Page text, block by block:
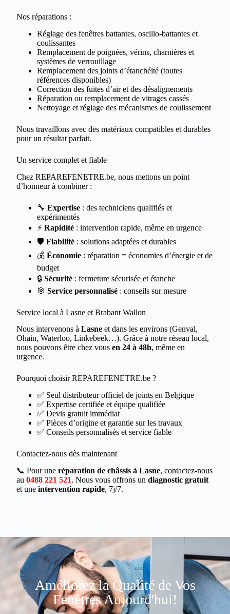
Nos réparations :
Réglage des fenêtres battantes, oscillo-battantes et
coulissantes
Remplacement de poignées, vérins, charnières et
systèmes de verrouillage
Remplacement des joints d’étanchéité (toutes
références disponibles)
Correction des fuites d’air et des désalignements
Réparation ou remplacement de vitrages cassés
Nettoyage et réglage des mécanismes de coulissement
Nous travaillons avec des matériaux compatibles et durables
pour un résultat parfait.
Un service complet et fiable
Chez REPAREFENETRE.be, nous mettons un point
d’honneur à combiner :
🔧 Expertise : des techniciens qualifiés et
expérimentés
⚡ Rapidité : intervention rapide, même en urgence
🛡️ Fiabilité : solutions adaptées et durables
💰 Économie : réparation = économies d’énergie et de
budget
🔒 Sécurité : fermeture sécurisée et étanche
🎯 Service personnalisé : conseils sur mesure
Service local à Lasne et Brabant Wallon
Nous intervenons à Lasne et dans les environs (Genval,
Ohain, Waterloo, Linkebeek…). Grâce à notre réseau local,
nous pouvons être chez vous en 24 à 48h, même en
urgence.
Pourquoi choisir REPAREFENETRE.be ?
✅ Seul distributeur officiel de joints en Belgique
✅ Expertise certifiée et équipe qualifiée
✅ Devis gratuit immédiat
✅ Pièces d’origine et garantie sur les travaux
✅ Conseils personnalisés et service fiable
Contactez-nous dès maintenant
📞 Pour une réparation de châssis à Lasne, contactez-nous
au 0488 221 521. Nous vous offrons un diagnostic gratuit
et une intervention rapide, 7j/7.
Améliorez la Qualité de Vos
Fenêtres Aujourd'hui!